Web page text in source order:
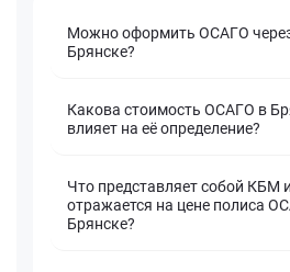
Можно оформить ОСАГО через
Брянске?
Какова стоимость ОСАГО в
влияет на её определение?
Что представляет собой КБМ
отражается на цене полиса
Брянске?